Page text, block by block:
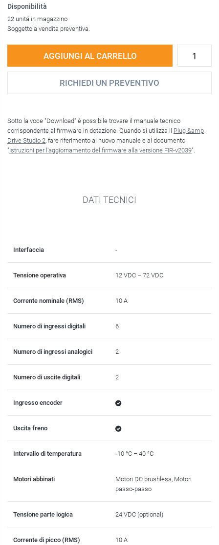
Disponibilità
22 unitá in magazzino
Soggetto a vendita preventiva.
AGGIUNGI AL CARRELLO
RICHIEDI UN PREVENTIVO
Sotto la voce "Download" è possibile trovare il manuale tecnico
corrispondente al firmware in dotazione. Quando si utilizza il Plug &amp
Drive Studio 2, fare riferimento al nuovo manuale e al documento
"Istruzioni per l'aggiornamento del firmware alla versione FIR-v2039".
DATI TECNICI
Interfaccia -
Tensione operativa 12 VDC – 72 VDC
Corrente nominale (RMS) 10 A
Numero di ingressi digitali 6
Numero di ingressi analogici 2
Numero di uscite digitali 2
Ingresso encoder
Uscita freno
Intervallo di temperatura -10 °C – 40 °C
Motori abbinati
Motori DC brushless, Motori
passo-passo
Tensione parte logica 24 VDC (optional)
Corrente di picco (RMS) 10 A